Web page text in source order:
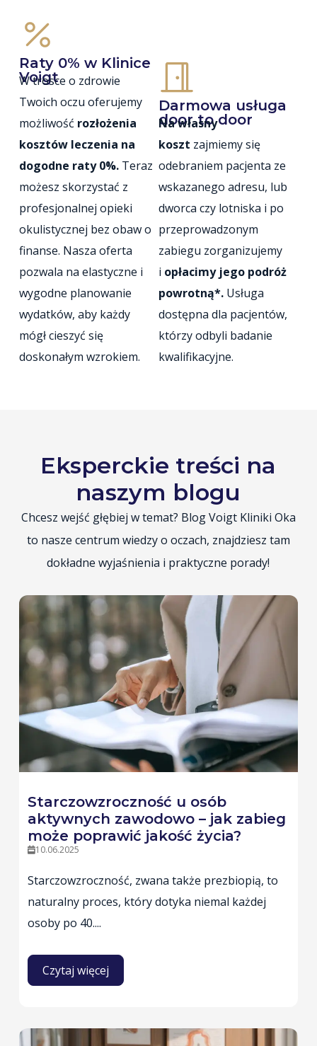
Raty 0% w Klinice
Voigt
W trosce o zdrowie
Twoich oczu oferujemy
możliwość rozłożenia
kosztów leczenia na
dogodne raty 0%.Teraz
możesz skorzystać z
profesjonalnej opieki
okulistycznej bez obaw o
finanse. Nasza oferta
pozwala na elastyczne i
wygodne planowanie
wydatków, aby każdy
mógł cieszyć się
doskonałym wzrokiem.
Darmowa usługa
door to door
Na własny
koszt zajmiemy się
odebraniem pacjenta ze
wskazanego adresu, lub
dworca czy lotniska i po
przeprowadzonym
zabiegu zorganizujemy
i opłacimy jego podróż
powrotną*. Usługa
dostępna dla pacjentów,
którzy odbyli badanie
kwalifikacyjne.
Eksperckie treści na
naszym blogu
Chcesz wejść głębiej w temat? Blog Voigt Kliniki Oka
to nasze centrum wiedzy o oczach, znajdziesz tam
dokładne wyjaśnienia i praktyczne porady!
Starczowzroczność u osób
aktywnych zawodowo – jak zabieg
może poprawić jakość życia?
10.06.2025
Starczowzroczność, zwana także prezbiopią, to
naturalny proces, który dotyka niemal każdej
osoby po 40....
Czytaj więcej